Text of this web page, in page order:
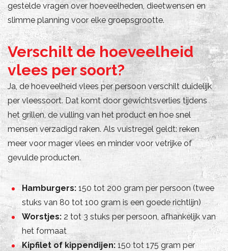
gestelde vragen over hoeveelheden, dieetwensen en
slimme planning voor elke groepsgrootte.
Verschilt de hoeveelheid
vlees per soort?
Ja, de hoeveelheid vlees per persoon verschilt duidelijk
per vleessoort. Dat komt door gewichtsverlies tijdens
het grillen, de vulling van het product en hoe snel
mensen verzadigd raken. Als vuistregel geldt: reken
meer voor mager vlees en minder voor vetrijke of
gevulde producten.
Hamburgers: 150 tot 200 gram per persoon (twee
stuks van 80 tot 100 gram is een goede richtlijn)
Worstjes: 2 tot 3 stuks per persoon, afhankelijk van
het formaat
Kipfilet of kippendijen: 150 tot 175 gram per